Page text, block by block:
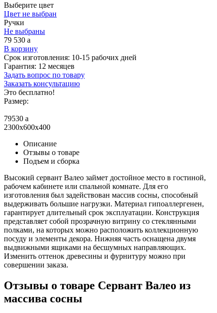
Выберите цвет
Цвет не выбран
Ручки
Не выбраны
79 530 a
В корзину
Срок изготовления: 10-15 рабочих дней
Гарантия: 12 месяцев
Задать вопрос по товару
Заказать консультацию
Это бесплатно!
Размер:
79530 a
2300x600x400
Описание
Отзывы о товаре
Подъем и сборка
Высокий сервант Валео займет достойное место в гостиной,
рабочем кабинете или спальной комнате. Для его
изготовления был задействован массив сосны, способный
выдерживать большие нагрузки. Материал гипоаллергенен,
гарантирует длительный срок эксплуатации. Конструкция
представляет собой прозрачную витрину со стеклянными
полками, на которых можно расположить коллекционную
посуду и элементы декора. Нижняя часть оснащена двумя
выдвижными ящиками на бесшумных направляющих.
Изменить оттенок древесины и фурнитуру можно при
совершении заказа.
Отзывы о товаре Сервант Валео из
массива сосны